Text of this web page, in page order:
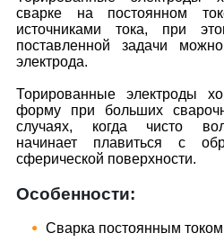
сварке на постоянном
источниками тока, при
поставленной задачи
электрода.
Торированные электроды
форму при больших
случаях, когда чисто
начинает плавиться с
сферической поверхности.
Особенности:
Сварка постоянным